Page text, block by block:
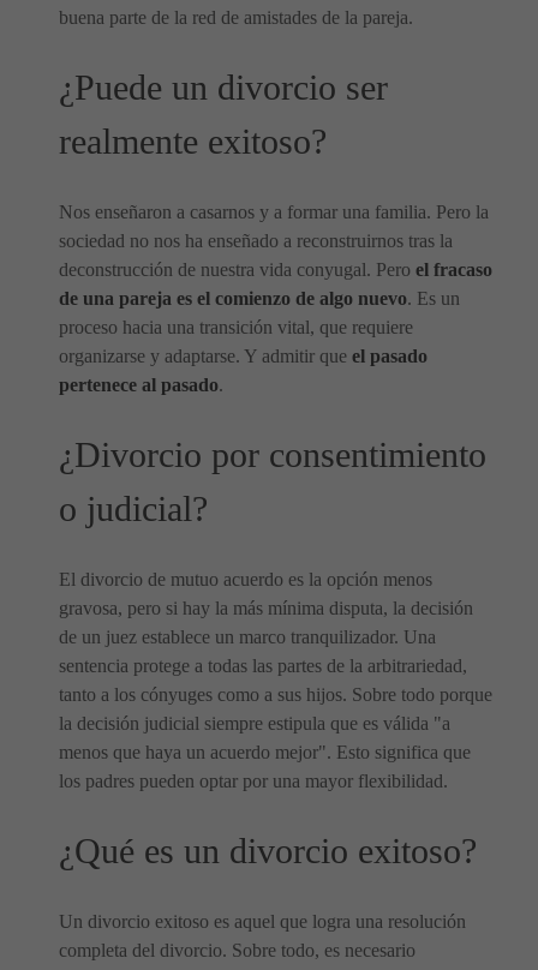
buena parte de la red de amistades de la pareja.
¿Puede un divorcio ser
realmente exitoso?
Nos enseñaron a casarnos y a formar una familia. Pero la
sociedad no nos ha enseñado a reconstruirnos tras la
deconstrucción de nuestra vida conyugal. Pero el fracaso
de una pareja es el comienzo de algo nuevo. Es un
proceso hacia una transición vital, que requiere
organizarse y adaptarse. Y admitir que el pasado
pertenece al pasado.
¿Divorcio por consentimiento
o judicial?
El divorcio de mutuo acuerdo es la opción menos
gravosa, pero si hay la más mínima disputa, la decisión
de un juez establece un marco tranquilizador. Una
sentencia protege a todas las partes de la arbitrariedad,
tanto a los cónyuges como a sus hijos. Sobre todo porque
la decisión judicial siempre estipula que es válida "a
menos que haya un acuerdo mejor". Esto significa que
los padres pueden optar por una mayor flexibilidad.
¿Qué es un divorcio exitoso?
Un divorcio exitoso es aquel que logra una resolución
completa del divorcio. Sobre todo, es necesario